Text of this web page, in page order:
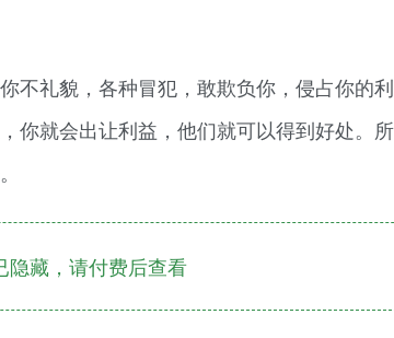
不礼貌，各种冒犯，敢欺负你，侵占你的
你就会出让利益，他们就可以得到好处。
藏，请付费后查看